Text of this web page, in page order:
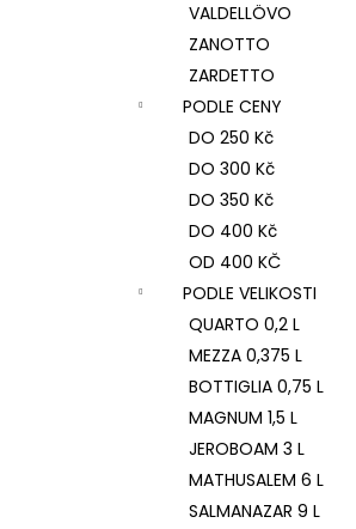
VALDELLÖVO
ZANOTTO
ZARDETTO
PODLE CENY
DO 250 Kč
DO 300 Kč
DO 350 Kč
DO 400 Kč
OD 400 KČ
PODLE VELIKOSTI
QUARTO 0,2 L
MEZZA 0,375 L
BOTTIGLIA 0,75 L
MAGNUM 1,5 L
JEROBOAM 3 L
MATHUSALEM 6 L
SALMANAZAR 9 L